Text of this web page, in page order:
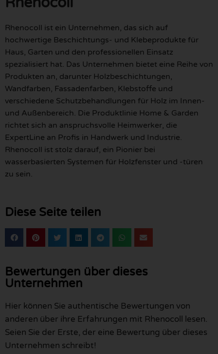
Rhenocoll ist ein Unternehmen, das sich auf
hochwertige Beschichtungs- und Klebeprodukte für
Haus, Garten und den professionellen Einsatz
spezialisiert hat. Das Unternehmen bietet eine Reihe von
Produkten an, darunter Holzbeschichtungen,
Wandfarben, Fassadenfarben, Klebstoffe und
verschiedene Schutzbehandlungen für Holz im Innen-
und Außenbereich. Die Produktlinie Home & Garden
richtet sich an anspruchsvolle Heimwerker, die
ExpertLine an Profis in Handwerk und Industrie.
Rhenocoll ist stolz darauf, ein Pionier bei
wasserbasierten Systemen für Holzfenster und -türen
zu sein.
Diese Seite teilen
Bewertungen über dieses
Unternehmen
Hier können Sie authentische Bewertungen von
anderen über ihre Erfahrungen mit Rhenocoll lesen.
Seien Sie der Erste, der eine Bewertung über dieses
Unternehmen schreibt!